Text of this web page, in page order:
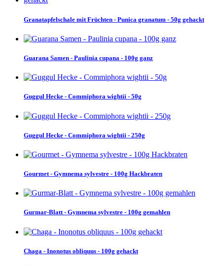
Granatapfelschale mit Früchten - Punica granatum - 50g gehackt
Guarana Samen - Paulinia cupana - 100g ganz
Guggul Hecke - Commiphora wightii - 50g
Guggul Hecke - Commiphora wightii - 250g
Gourmet - Gymnema sylvestre - 100g Hackbraten
Gurmar-Blatt - Gymnema sylvestre - 100g gemahlen
Chaga - Inonotus obliquus - 100g gehackt